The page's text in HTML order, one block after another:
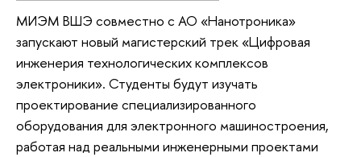
МИЭМ ВШЭ совместно с АО «Нанотроника»
запускают новый магистерский трек «Цифровая
инженерия технологических комплексов
электроники». Студенты будут изучать
проектирование специализированного
оборудования для электронного машиностроения,
работая над реальными инженерными проектами